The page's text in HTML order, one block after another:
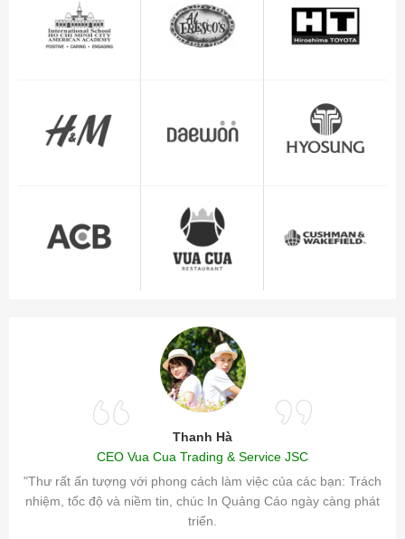
Thanh Hà
CEO Vua Cua Trading & Service JSC
"Thư rất ấn tượng với phong cách làm việc của các bạn: Trách
nhiệm, tốc độ và niềm tin, chúc In Quảng Cáo ngày càng phát
triển.
sóc